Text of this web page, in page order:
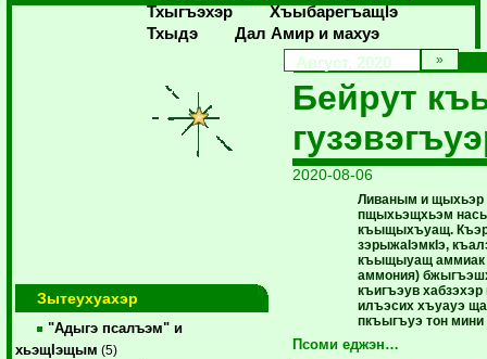
Тхыгъэхэр
Хъыбарегъащlэ
Тхыдэ
Дал Амир и махуэ
Зытеухуахэр
"Адыгэ псалъэм" и
хьэщIэщым (5)
Август, 2020
Бейрут
2020-08-06
Ливаным и щыхьэр
пщыхьэщхьэм
къыщыхъуащ.
зэрыжаIэмкIэ,
къыщыуащ аммиак
аммония)
къигъэув
илъэсих хъуауэ
пкъыгъуэ тон
Псоми еджэн…